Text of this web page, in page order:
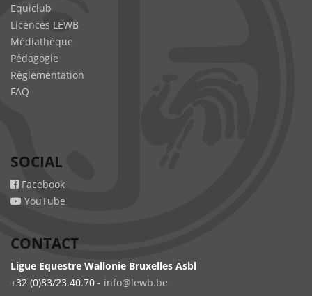
Equiclub
Licences LEWB
Médiathèque
Pédagogie
Règlementation
FAQ
SOCIAL
Facebook
YouTube
CONTACT
Ligue Equestre Wallonie Bruxelles Asbl
+32 (0)83/23.40.70 - info@lewb.be